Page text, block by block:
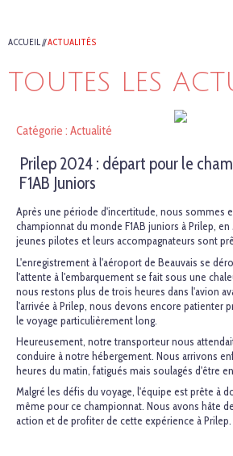
ACCUEIL//ACTUALITÉS
TOUTES LES
Catégorie : Actualité
Prilep 2024 : départ pour le
F1AB Juniors
Après une période d'incertitude, nous sommes
championnat du monde F1AB juniors à Prilep,
jeunes pilotes et leurs accompagnateurs sont
L'enregistrement à l'aéroport de Beauvais se
l'attente à l'embarquement se fait sous une
nous restons plus de trois heures dans l'avion
l'arrivée à Prilep, nous devons encore patienter
le voyage particulièrement long.
Heureusement, notre transporteur nous
conduire à notre hébergement. Nous arrivons
heures du matin, fatigués mais soulagés d'être
Malgré les défis du voyage, l'équipe est prête à
même pour ce championnat. Nous avons hâte
action et de profiter de cette expérience à Prilep.